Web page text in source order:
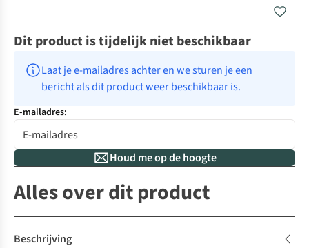
Dit product is tijdelijk niet beschikbaar
Laat je e-mailadres achter en we sturen je een
bericht als dit product weer beschikbaar is.
E-mailadres:
Houd me op de hoogte
Alles over dit product
Beschrijving